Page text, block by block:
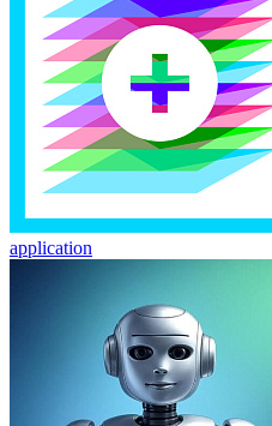
application